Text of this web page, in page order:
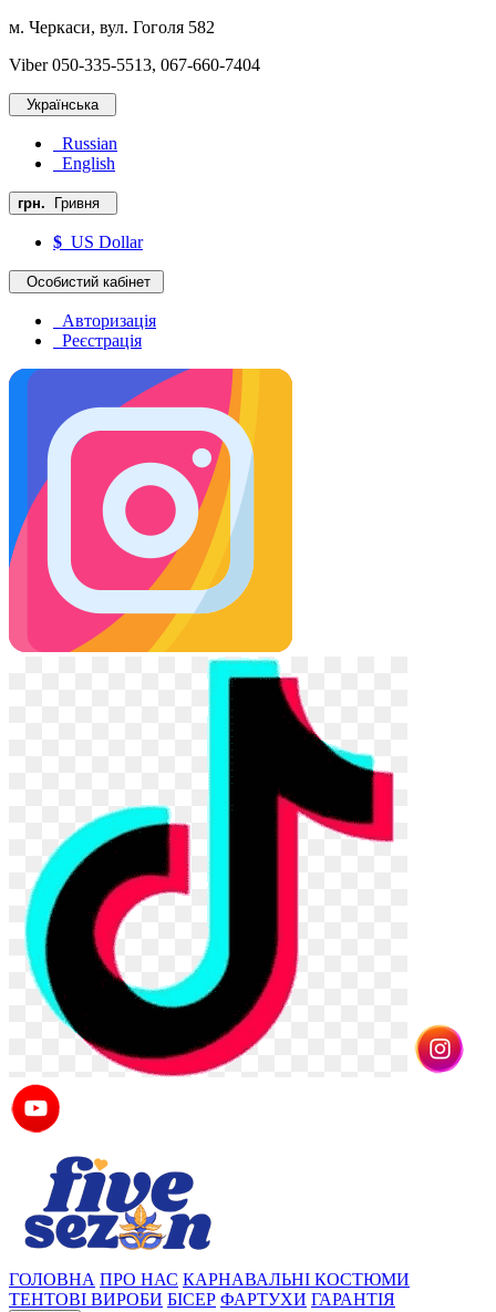
м. Черкаси, вул. Гоголя 582
Viber 050-335-5513, 067-660-7404
Українська
Russian
English
грн. Гривня
$ US Dollar
Особистий кабінет
Авторизація
Реєстрація
ГОЛОВНА ПРО НАС КАРНАВАЛЬНІ КОСТЮМИ
ТЕНТОВІ ВИРОБИ БІСЕР ФАРТУХИ ГАРАНТІЯ